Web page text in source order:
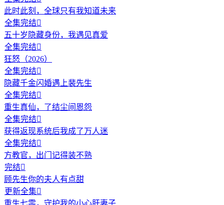
此时此刻，全球只有我知道未来
全集完结
五十岁隐藏身份，我遇见真爱
全集完结
狂怒（2026）
全集完结
隐藏千金闪婚遇上裴先生
全集完结
重生真仙，了结尘间恩怨
全集完结
获得返现系统后我成了万人迷
全集完结
方教官，出门记得装不熟
完结
顾先生你的夫人有点甜
更新全集
重生七零，守护我的小心肝妻子